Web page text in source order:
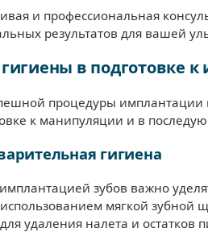
и профессиональная
результатов для вашей
в подготовке
процедуры имплантации
к манипуляции и в
гигиена
зубов важно
мягкой зубной
удаления налета и